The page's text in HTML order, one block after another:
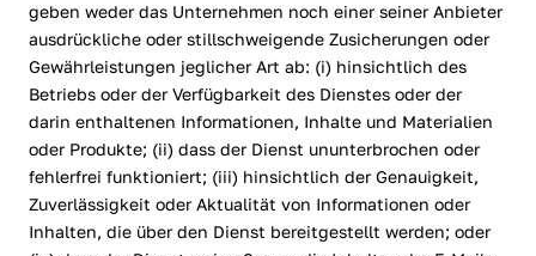
geben weder das Unternehmen noch einer seiner Anbieter
ausdrückliche oder stillschweigende Zusicherungen oder
Gewährleistungen jeglicher Art ab: (i) hinsichtlich des
Betriebs oder der Verfügbarkeit des Dienstes oder der
darin enthaltenen Informationen, Inhalte und Materialien
oder Produkte; (ii) dass der Dienst ununterbrochen oder
fehlerfrei funktioniert; (iii) hinsichtlich der Genauigkeit,
Zuverlässigkeit oder Aktualität von Informationen oder
Inhalten, die über den Dienst bereitgestellt werden; oder